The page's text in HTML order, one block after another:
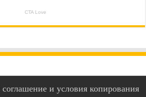
соглашение и условия копирования